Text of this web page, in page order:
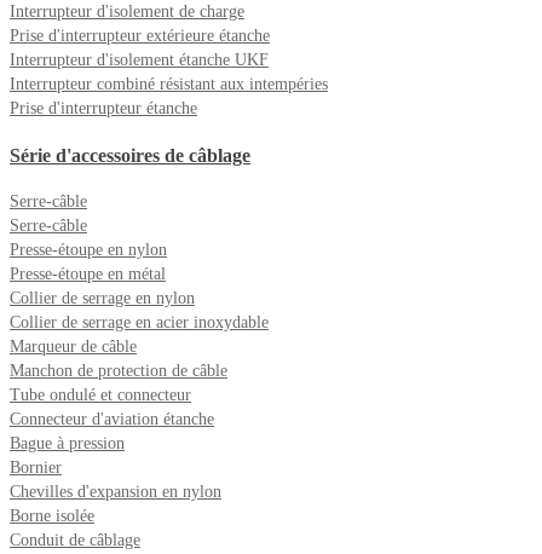
Interrupteur d'isolement de charge
Prise d'interrupteur extérieure étanche
Interrupteur d'isolement étanche UKF
Interrupteur combiné résistant aux intempéries
Prise d'interrupteur étanche
Série d'accessoires de câblage
Serre-câble
Serre-câble
Presse-étoupe en nylon
Presse-étoupe en métal
Collier de serrage en nylon
Collier de serrage en acier inoxydable
Marqueur de câble
Manchon de protection de câble
Tube ondulé et connecteur
Connecteur d'aviation étanche
Bague à pression
Bornier
Chevilles d'expansion en nylon
Borne isolée
Conduit de câblage